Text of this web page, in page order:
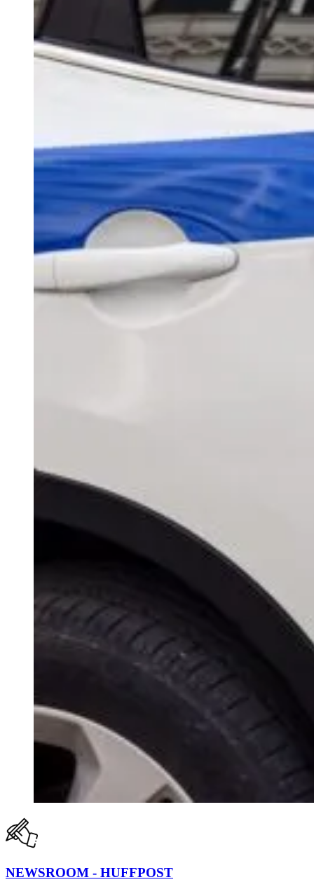
NEWSROOM - HUFFPOST